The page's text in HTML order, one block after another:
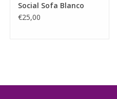
Social Sofa Blanco
€25,00